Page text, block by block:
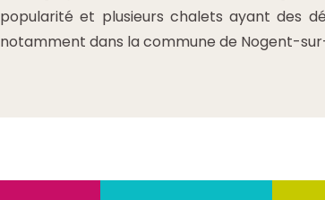
popularité et plusieurs chalets ayant des
notamment dans la commune de Nogent-